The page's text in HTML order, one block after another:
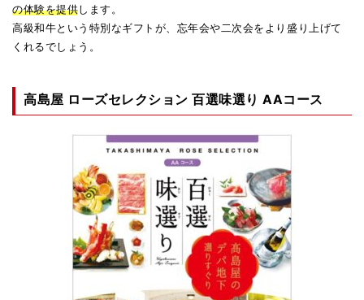
の体験を提供します。
高級和牛という特別なギフトが、忘年会や二次会をより盛り上げて
くれるでしょう。
高島屋 ローズセレクション 百選味選り AAコース